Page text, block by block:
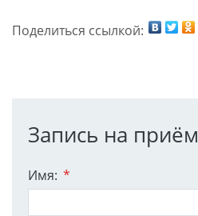
Поделиться ссылкой:
Запись на приём
Имя: *